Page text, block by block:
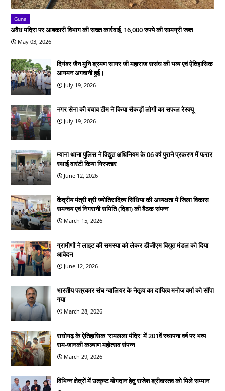
Guna
अवैध मदिरा पर आबकारी विभाग की सख्त कार्रवाई, 16,000 रुपये की सामग्री जब्त
May 03, 2026
दिगंबर जैन मुनि श्रमण सागर जी महाराज ससंघ की भव्य एवं ऐतिहासिक
आगमन अगवानी हुई।
July 19, 2026
नगर सेना की बचाव टीम ने किया सैकड़ों लोगों का सफल रेस्क्यू
July 19, 2026
म्याना थाना पुलिस ने विद्युत अधिनियम के 06 वर्ष पुराने प्रकरण में फरार
स्थाई वारंटी किया गिरफ्तार
June 12, 2026
केंद्रीय मंत्री श्री ज्योतिरादित्य सिंधिया की अध्यक्षता में जिला विकास
समन्वय एवं निगरानी समिति (दिशा) की बैठक संपन्न
March 15, 2026
ग्रामीणों ने लाइट की समस्या को लेकर डीजीएम विद्युत मंडल को दिया
आवेदन
June 12, 2026
भारतीय पत्रकार संघ ग्वालियर के नेतृत्व का दायित्व मनोज वर्मा को सौंपा
गया
March 28, 2026
राघोगढ़ के ऐतिहासिक 'रामलला मंदिर' में 201वें स्थापना वर्ष पर भव्य
राम-जानकी कल्याण महोत्सव संपन्न
March 29, 2026
विभिन्न क्षेत्रों में उत्कृष्ट योगदान हेतु राजेश श्रीवास्तव को मिले सम्मान